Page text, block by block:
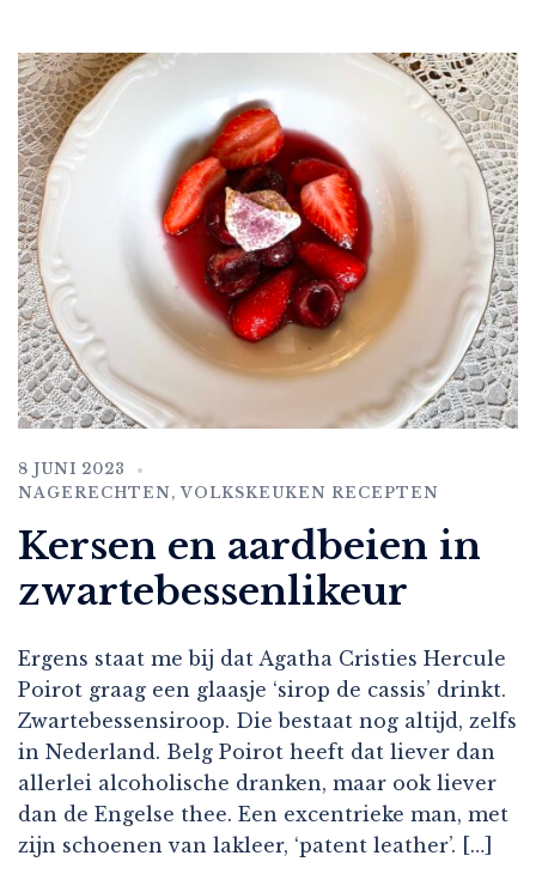
8 JUNI 2023
NAGERECHTEN,VOLKSKEUKEN RECEPTEN
Kersen en aardbeien in
zwartebessenlikeur
Ergens staat me bij dat Agatha Cristies Hercule
Poirot graag een glaasje ‘sirop de cassis’ drinkt.
Zwartebessensiroop. Die bestaat nog altijd, zelfs
in Nederland. Belg Poirot heeft dat liever dan
allerlei alcoholische dranken, maar ook liever
dan de Engelse thee. Een excentrieke man, met
zijn schoenen van lakleer, ‘patent leather’. […]